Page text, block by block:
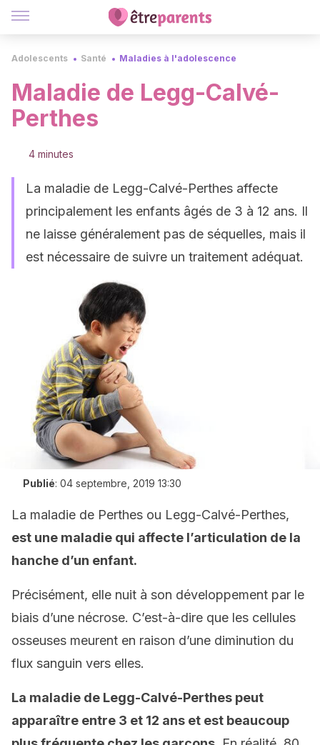
Adolescents Santé Maladies à l'adolescence
Maladie de Legg-Calvé-
Perthes
4 minutes
La maladie de Legg-Calvé-Perthes affecte
principalement les enfants âgés de 3 à 12 ans. Il
ne laisse généralement pas de séquelles, mais il
est nécessaire de suivre un traitement adéquat.
Publié: 04 septembre, 2019 13:30
La maladie de Perthes ou Legg-Calvé-Perthes,
est une maladie qui affecte l’articulation de la
hanche d’un enfant.
Précisément, elle nuit à son développement par le
biais d’une nécrose. C’est-à-dire que les cellules
osseuses meurent en raison d’une diminution du
flux sanguin vers elles.
La maladie de Legg-Calvé-Perthes peut
apparaître entre 3 et 12 ans et est beaucoup